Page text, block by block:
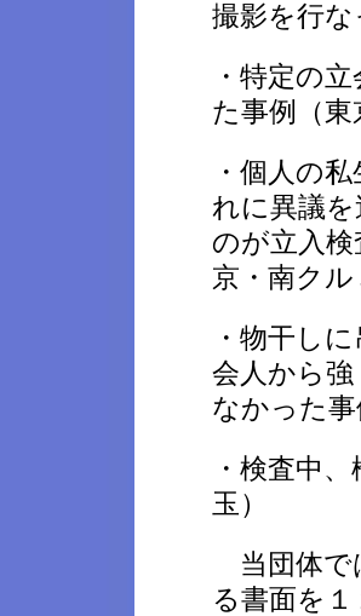
撮影を行な
・特定の
た事例（東
・個人の
れに異議
のが立入
京・南ク
・物干し
会人から
なかった
・検査中
玉）
当団体で
る書面を